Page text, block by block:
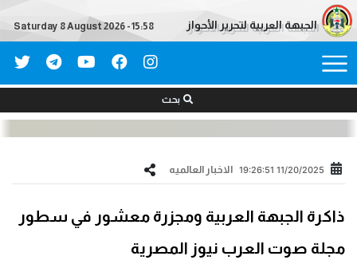
الجبهة العربية لتحرير الأحواز Saturday 8 August 2026 - 15:58
بحث
11/20/2025 19:26:51 الاخبار العالمیه
ذاكرة الجبهة العربية ومجزرة معشور في سطور
مجلة صوت العرب نيوز المصرية